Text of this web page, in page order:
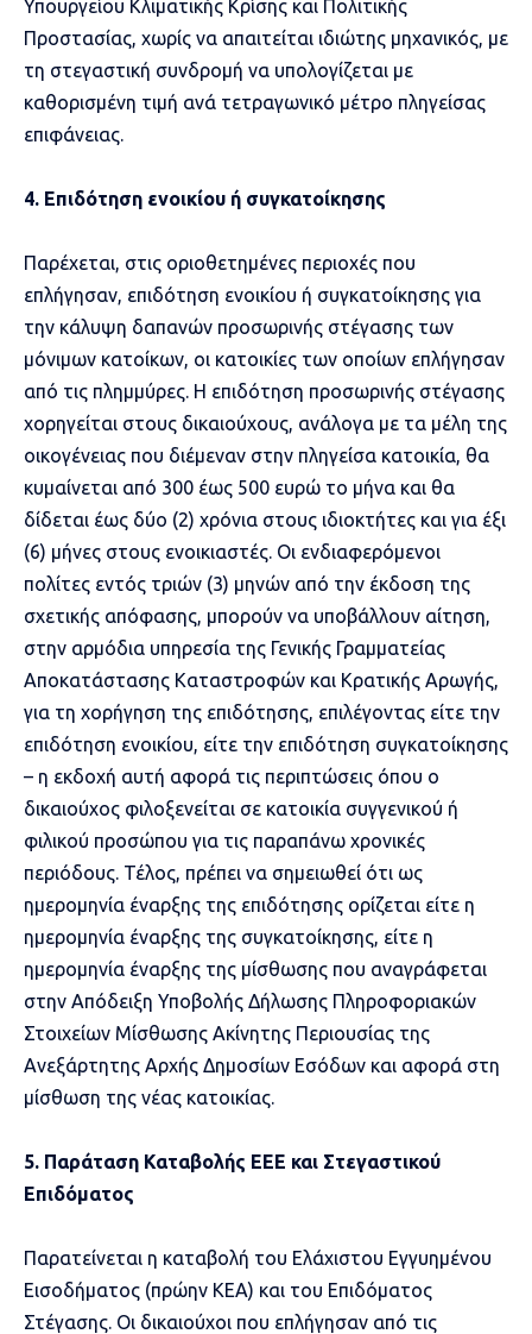
Υπουργείου Κλιματικής Κρίσης και Πολιτικής
Προστασίας, χωρίς να απαιτείται ιδιώτης μηχανικός, με
τη στεγαστική συνδρομή να υπολογίζεται με
καθορισμένη τιμή ανά τετραγωνικό μέτρο πληγείσας
επιφάνειας.
4. Επιδότηση ενοικίου ή συγκατοίκησης
Παρέχεται, στις οριοθετημένες περιοχές που
επλήγησαν, επιδότηση ενοικίου ή συγκατοίκησης για
την κάλυψη δαπανών προσωρινής στέγασης των
μόνιμων κατοίκων, οι κατοικίες των οποίων επλήγησαν
από τις πλημμύρες. Η επιδότηση προσωρινής στέγασης
χορηγείται στους δικαιούχους, ανάλογα με τα μέλη της
οικογένειας που διέμεναν στην πληγείσα κατοικία, θα
κυμαίνεται από 300 έως 500 ευρώ το μήνα και θα
δίδεται έως δύο (2) χρόνια στους ιδιοκτήτες και για έξι
(6) μήνες στους ενοικιαστές. Οι ενδιαφερόμενοι
πολίτες εντός τριών (3) μηνών από την έκδοση της
σχετικής απόφασης, μπορούν να υποβάλλουν αίτηση,
στην αρμόδια υπηρεσία της Γενικής Γραμματείας
Αποκατάστασης Καταστροφών και Κρατικής Αρωγής,
για τη χορήγηση της επιδότησης, επιλέγοντας είτε την
επιδότηση ενοικίου, είτε την επιδότηση συγκατοίκησης
– η εκδοχή αυτή αφορά τις περιπτώσεις όπου ο
δικαιούχος φιλοξενείται σε κατοικία συγγενικού ή
φιλικού προσώπου για τις παραπάνω χρονικές
περιόδους. Τέλος, πρέπει να σημειωθεί ότι ως
ημερομηνία έναρξης της επιδότησης ορίζεται είτε η
ημερομηνία έναρξης της συγκατοίκησης, είτε η
ημερομηνία έναρξης της μίσθωσης που αναγράφεται
στην Απόδειξη Υποβολής Δήλωσης Πληροφοριακών
Στοιχείων Μίσθωσης Ακίνητης Περιουσίας της
Ανεξάρτητης Αρχής Δημοσίων Εσόδων και αφορά στη
μίσθωση της νέας κατοικίας.
5. Παράταση Καταβολής ΕΕΕ και Στεγαστικού
Επιδόματος
Παρατείνεται η καταβολή του Ελάχιστου Εγγυημένου
Εισοδήματος (πρώην ΚΕΑ) και του Επιδόματος
Στέγασης. Οι δικαιούχοι που επλήγησαν από τις